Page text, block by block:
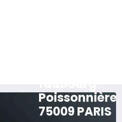
Poissonnière
75009 PARIS